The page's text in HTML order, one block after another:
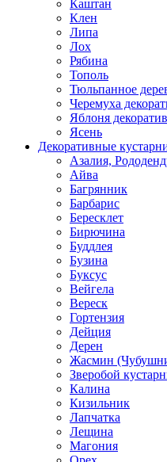
Каштан
Клен
Липа
Лох
Рябина
Тополь
Тюльпанное
Черемуха
Яблоня
Ясень
Декоративные
Азалия,
Айва
Багрянник
Барбарис
Бересклет
Бирючина
Буддлея
Бузина
Буксус
Вейгела
Вереск
Гортензия
Дейция
Дерен
Жасмин
Зверобой
Калина
Кизильник
Лапчатка
Лещина
Магония